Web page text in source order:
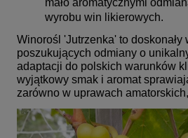
mało aromatycznymi
wyrobu win likierowych.
Winorośl 'Jutrzenka' to
poszukujących odmiany o
adaptacji do polskich warunków
wyjątkowy smak i aromat
zarówno w uprawach